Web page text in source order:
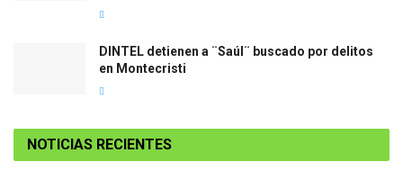
DINTEL detienen a ¨Saúl¨ buscado por delitos
en Montecristi
NOTICIAS RECIENTES